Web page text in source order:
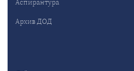
Аспирантура
Архив ДОД